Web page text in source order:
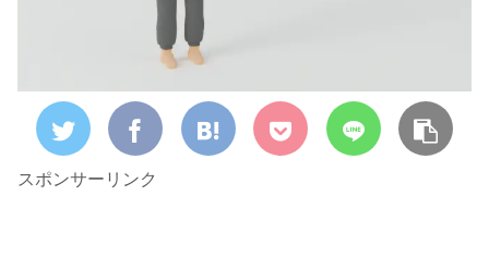
スポンサーリンク